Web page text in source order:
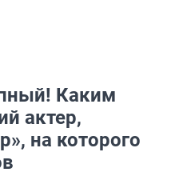
Каким
актер,
на которого